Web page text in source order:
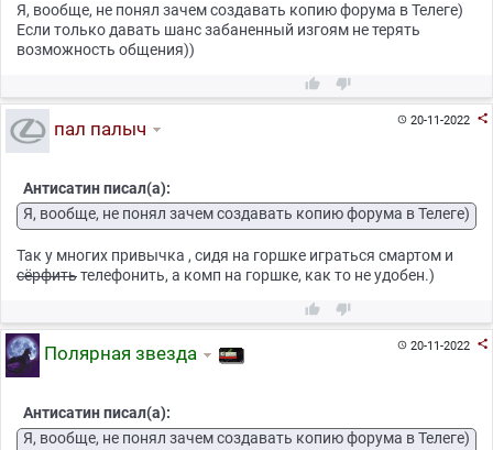
Я, вообще, не понял зачем создавать копию форума в Телеге)
Если только давать шанс забаненный изгоям не терять
возможность общения))
 
20-11-2022 
пал палыч
Антисатин писал(а):
Я, вообще, не понял зачем создавать копию форума в Телеге)
Так у многих привычка , сидя на горшке играться смартом и
сёрфитьтелефонить, а комп на горшке, как то не удобен.)
 
20-11-2022 
Полярная звезда
Антисатин писал(а):
Я, вообще, не понял зачем создавать копию форума в Телеге)